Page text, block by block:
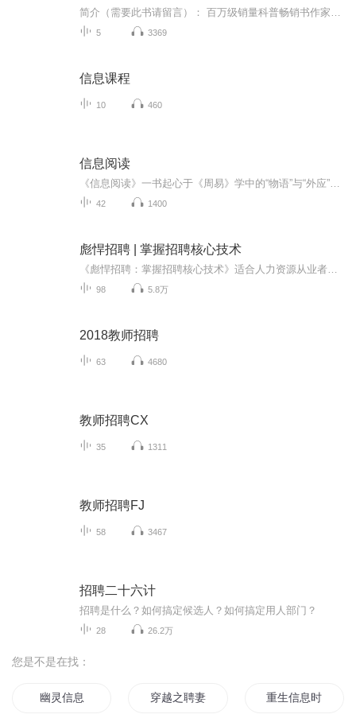
5 3369
信息课程
10 460
信息阅读
42 1400
彪悍招聘 | 掌握招聘核心技术
98 5.8万
2018教师招聘
63 4680
教师招聘CX
35 1311
教师招聘FJ
58 3467
招聘二十六计
招聘是什么？如何搞定候选人？如何搞定用人部门？
28 26.2万
您是不是在找：
幽灵信息 穿越之聘妻为天 重生信息时代